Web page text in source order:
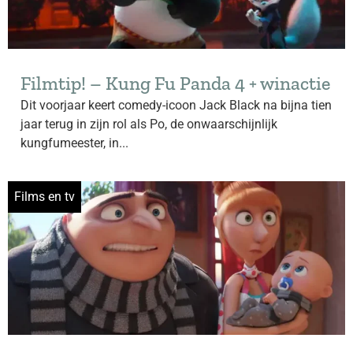
Filmtip! – Kung Fu Panda 4 + winactie
Dit voorjaar keert comedy-icoon Jack Black na bijna tien
jaar terug in zijn rol als Po, de onwaarschijnlijk
kungfumeester, in...
Films en tv